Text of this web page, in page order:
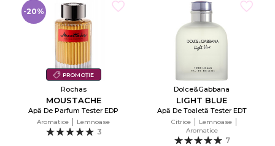
PROMOȚIE
-20%
Rochas
MOUSTACHE
Apă De Parfum Tester EDP
Aromatice Lemnoase
3
Dolce&Gabbana
LIGHT BLUE
Apă De Toaletă Tester EDT
Citrice
Lemnoase
Aromatice
7